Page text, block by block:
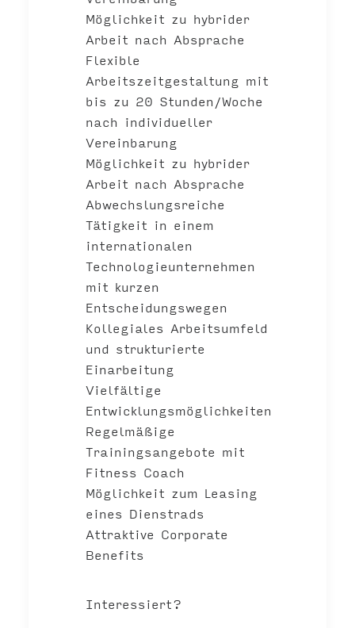
Möglichkeit zu hybrider
Arbeit nach Absprache
Flexible
Arbeitszeitgestaltung mit
bis zu 20 Stunden/Woche
nach individueller
Vereinbarung
Möglichkeit zu hybrider
Arbeit nach Absprache
Abwechslungsreiche
Tätigkeit in einem
internationalen
Technologieunternehmen
mit kurzen
Entscheidungswegen
Kollegiales Arbeitsumfeld
und strukturierte
Einarbeitung
Vielfältige
Entwicklungsmöglichkeiten
Regelmäßige
Trainingsangebote mit
Fitness Coach
Möglichkeit zum Leasing
eines Dienstrads
Attraktive Corporate
Benefits
Interessiert?